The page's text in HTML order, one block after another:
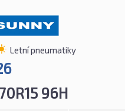
Letní pneumatiky
96H